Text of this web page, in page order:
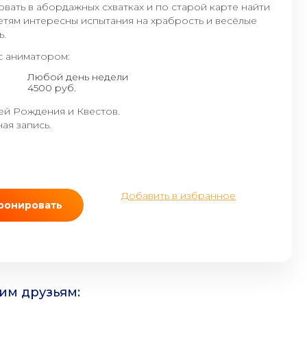
в абордажных схватках и по старой карте найти
интересны испытания на храбрость и весёлые
аниматором:
Любой день недели
4500 руб.
Рождения и Квестов.
запись.
Добавить в избранное
друзьям: